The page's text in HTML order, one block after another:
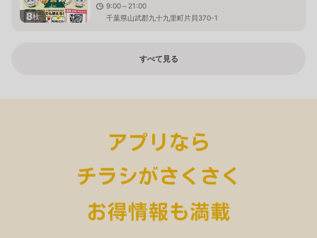
8枚
9:00～21:00
千葉県山武郡九十九里町片貝370-1
すべて見る